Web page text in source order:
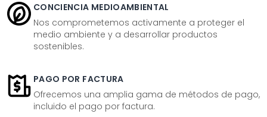
CONCIENCIA MEDIOAMBIENTAL
Nos comprometemos activamente a proteger el
medio ambiente y a desarrollar productos
sostenibles.
PAGO POR FACTURA
Ofrecemos una amplia gama de métodos de pago,
incluido el pago por factura.